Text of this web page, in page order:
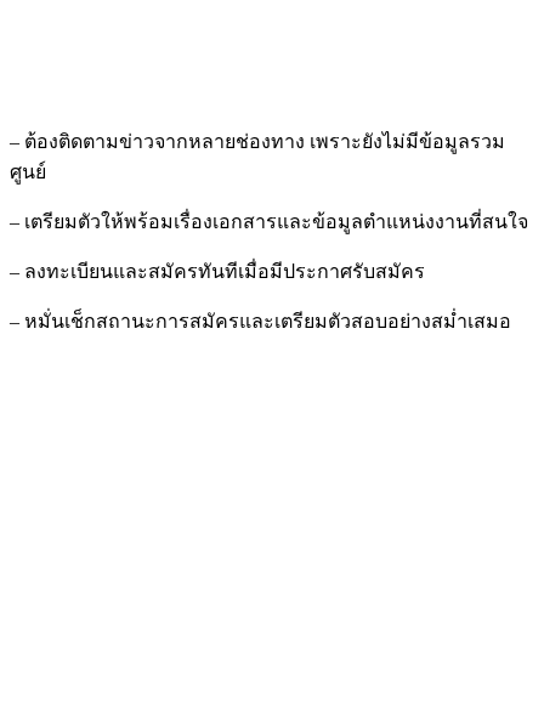
– ต้องติดตามข่าวจากหลายช่องทาง เพราะยังไม่มีข้อมูลรวม
ศูนย์
– เตรียมตัวให้พร้อมเรื่องเอกสารและข้อมูลตำแหน่งงานที่สนใจ
– ลงทะเบียนและสมัครทันทีเมื่อมีประกาศรับสมัคร
– หมั่นเช็กสถานะการสมัครและเตรียมตัวสอบอย่างสม่ำเสมอ